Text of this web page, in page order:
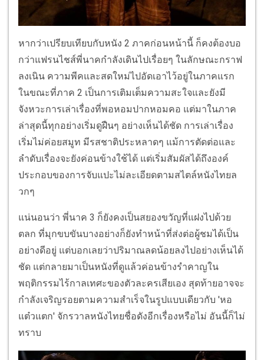
หากว่าเปรียบเทียบกับหนัง 2 ภาคก่อนหน้านี้ ก็คงต้องบอ
กว่าแฟรนไชส์พี่นาคกำลังเดินไปเรื่อยๆ ในลักษณะกราฟ
ลงเนิน ความพีคและสดใหม่ไปอัดเอาไว้อยู่ในภาคแรก
ในขณะที่ภาค 2 เป็นการเติมเต็มความสะใจและยังมี
จังหวะการเล่าเรื่องที่พอหอมปากหอมคอ แต่มาในภาค
ล่าสุดนี้ทุกอย่างเริ่มดูฝืนๆ อย่างเห็นได้ชัด การเล่าเรื่อง
เริ่มไม่ค่อยสมูท มีรสชาติประหลาดๆ แม้การตัดต่อและ
ลำดับเรื่องจะยังค่อนข้างใช้ได้ แต่เริ่มสัมผัสได้ถึงองค์
ประกอบของการจับแปะไม่ละเอียดตามสไตล์หนังไทยล
วกๆ
แน่นอนว่า พี่นาค 3 ก็ยังคงเป็นสยองขวัญที่แฝงไปด้วย
ตลก ที่มุกขบขันบางอย่างก็ยังทำหน้าที่ส่งต่อผู้ชมได้เป็น
อย่างดีอยู่ แต่บอกเลยว่าปริมาณลดน้อยลงไปอย่างเห็นได้
ชัด แต่กลายมาเป็นหนังที่ดูแล้วค่อนข้างรำคาญใน
พฤติกรรมไร้กาลเทศะของตัวละครเสียเอง สุดท้ายอาจจะ
กำลังเจริญรอยตามความสำเร็จในรูปแบบเดียวกับ 'หอ
แต๋วแตก' จักรวาลหนังไทยชื่อดังอีกเรื่องหรือไม่ อันนี้ก็ไม่
ทราบ